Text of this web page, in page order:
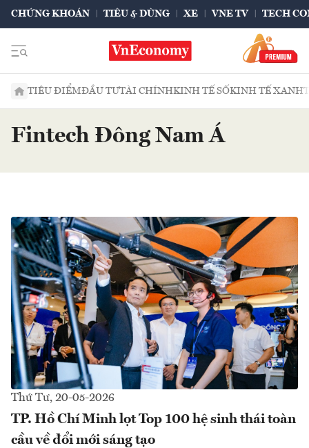
CHỨNG KHOÁN TIÊU & DÙNG XE VNE TV TECH
TIÊU ĐIỂMĐẦU TƯTÀI CHÍNHKINH TẾ SỐKINH TẾ XANH
Fintech Đông Nam Á
Thứ Tư, 20-05-2026
TP. Hồ Chí Minh lọt Top 100 hệ sinh thái toàn
cầu về đổi mới sáng tạo